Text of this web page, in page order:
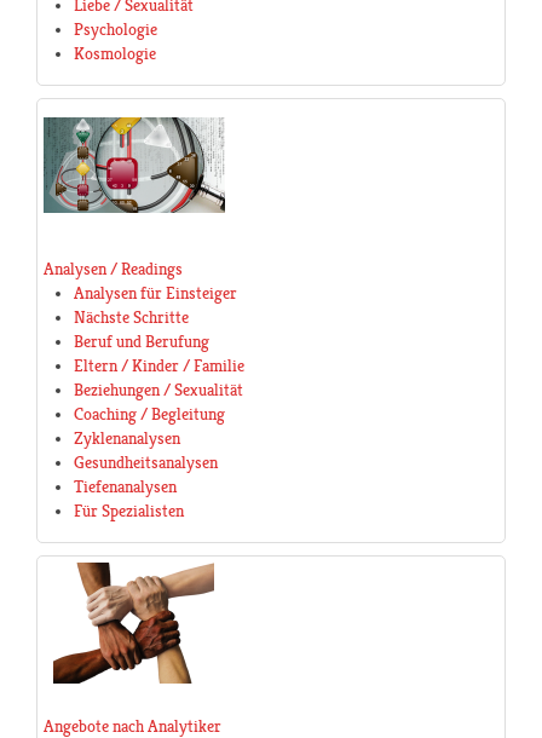
Liebe / Sexualität
Psychologie
Kosmologie
Analysen / Readings
Analysen für Einsteiger
Nächste Schritte
Beruf und Berufung
Eltern / Kinder / Familie
Beziehungen / Sexualität
Coaching / Begleitung
Zyklenanalysen
Gesundheitsanalysen
Tiefenanalysen
Für Spezialisten
Angebote nach Analytiker